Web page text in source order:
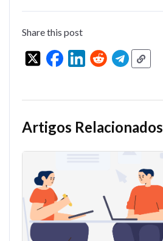
Share this post
Artigos Relacionados